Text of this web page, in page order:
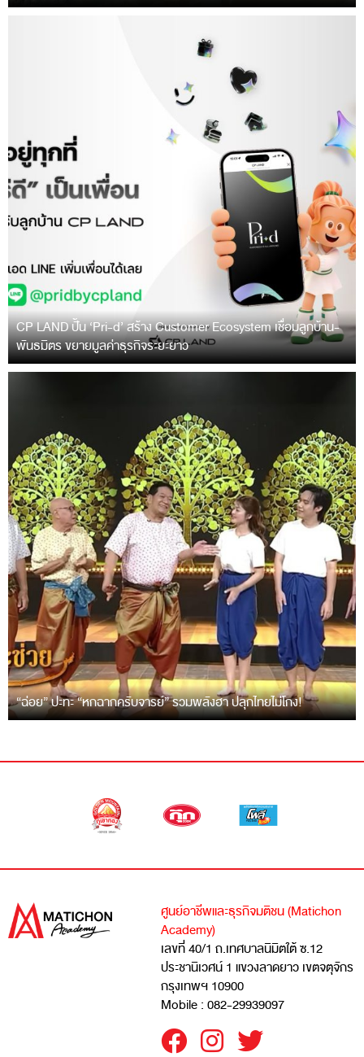
CP LAND ปั้น ‘Pri-d’ สร้าง Customer Ecosystem เชื่อมลูกบ้าน-
พันธมิตร ขยายมูลค่าธุรกิจระยะยาว
“ฉ่อย” ปะทะ “หกฉากครับจารย์” รวมพลังฮา ปลุกไทยไม่โกง!
ศูนย์อาชีพและธุรกิจมติชน (Matichon
Academy)
เลขที่ 40/1 ถ.เทศบาลนิมิตใต้ ซ.12
ประชานิเวศน์ 1 แขวงลาดยาว เขตจตุจักร
กรุงเทพฯ 10900
Mobile : 082-29939097